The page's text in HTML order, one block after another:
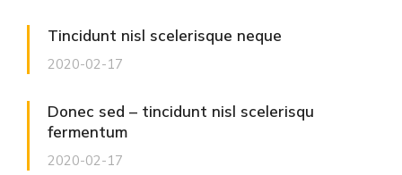
Tincidunt nisl scelerisque neque
2020-02-17
Donec sed – tincidunt nisl scelerisqu
fermentum
2020-02-17